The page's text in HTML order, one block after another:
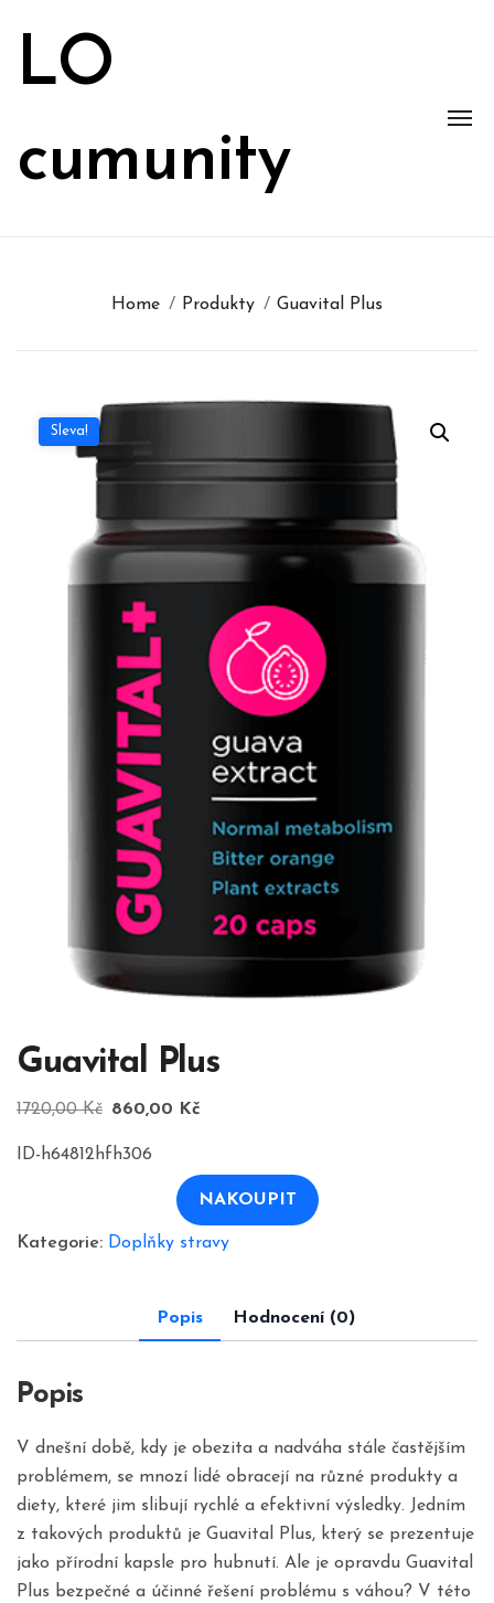
LO
cumunity
Home Produkty Guavital Plus
Sleva!
Guavital Plus
1720,00Kč Původní
byla:
1720,00 Kč.
860,00 Kč
860,00 Kč.
ID-h64812hfh306
NAKOUPIT
Kategorie: Doplňky stravy
Popis Hodnocení (0)
Popis
V dnešní době, kdy je obezita a nadváha stále častějším
problémem, se mnozí lidé obracejí na různé produkty a
diety, které jim slibují rychlé a efektivní výsledky. Jedním
z takových produktů je Guavital Plus, který se prezentuje
jako přírodní kapsle pro hubnutí. Ale je opravdu Guavital
Plus bezpečné a účinné řešení problému s váhou? V této